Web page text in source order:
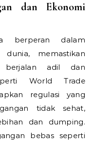
dan Ekonomi
berperan dalam
memastikan
berjalan adil dan
World Trade
regulasi yang
tidak sehat,
dan dumping.
bebas seperti